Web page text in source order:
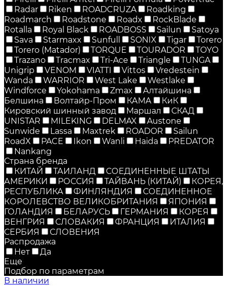
Radar
Riken ROADCRUZA
Roadking
Roadmarch
Roadstone Roadx
RockBlade
Rotalla
Royal Black ROADBOSS Sailun
Satoya
Sava
Starmaxx Sunfull SONIX Tigar
Torero
Torero (Matador)
TORQUE TOURADOR
TOYO
Trazano
Tracmax Tri-Ace Triangle
TUNGA
Unigrip
VENOM VIATTI Vittos
Vredestein
Wanda
WARRIOR West Lake
Westlake
Windforce
Yokohama Zmax
Алтайшина
Белшина
Волтайр-Пром КАМА
КиК
Кировский шинный завод
Маршал
СКАД
UNISTAR
MILEKING DELMAX
Austone
Sunwide
Lassa Maxtrek ROADOR
Sailun
RoadX
PACE Ikon Wanli Haida
PREDATOR
Nankang
Страна бренда
КИТАЙ
ТАИЛАНД
СОЕДИНЕННЫЕ ШТАТЫ
АМЕРИКИ
РОССИЯ ТАЙВАНЬ (КИТАЙ)
КОРЕЯ,
РЕСПУБЛИКА
ФИНЛЯНДИЯ
СОЕДИНЕННОЕ
КОРОЛЕВСТВО ВЕЛИКОБРИТАНИЯ
ЯПОНИЯ
ГОЛАНДИЯ
БЕЛАРУСЬ ГЕРМАНИЯ
КОРЕЯ
ВЕНГРИЯ
СЛОВАКИЯ ФРАНЦИЯ
ИТАЛИЯ
СЕРБИЯ
СЛОВЕНИЯ
Распродажа
Нет
Да
Еще
Подбор по параметрам
В наличии